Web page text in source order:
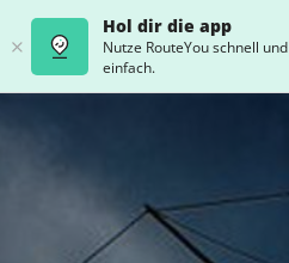
Hol dir die app
Nutze RouteYou schnell und
einfach.